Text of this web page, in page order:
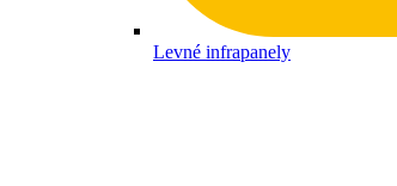
Levné infrapanely